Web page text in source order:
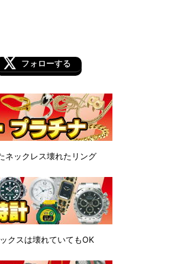
フォローする
ネックレス壊れたリング
クスは壊れていてもOK